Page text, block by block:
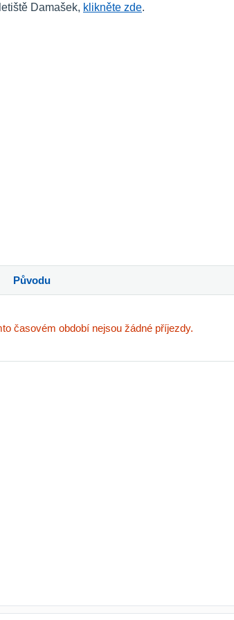
Damašek, klikněte zde.
Původu
časovém období nejsou žádné příjezdy.